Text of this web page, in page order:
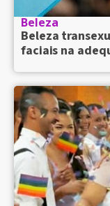
Beleza
Beleza
faciais na